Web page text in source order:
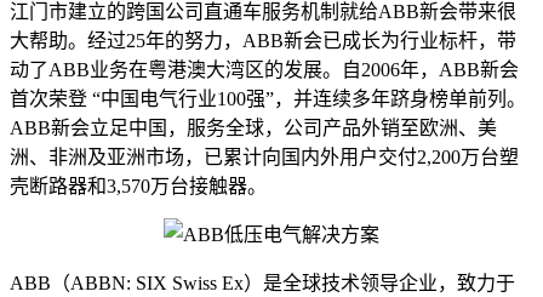
江门市建立的跨国公司直通车服务机制就给ABB新会带来很
大帮助。经过25年的努力，ABB新会已成长为行业标杆，带
动了ABB业务在粤港澳大湾区的发展。自2006年，ABB新会
首次荣登 “中国电气行业100强”，并连续多年跻身榜单前列。
ABB新会立足中国，服务全球，公司产品外销至欧洲、美
洲、非洲及亚洲市场，已累计向国内外用户交付2,200万台塑
壳断路器和3,570万台接触器。
ABB（ABBN: SIX Swiss Ex）是全球技术领导企业，致力于